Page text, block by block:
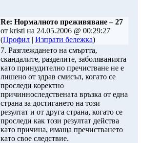
Re: Нормалното преживяване – 27
от kristi на 24.05.2006 @ 00:29:27
(Профил | Изпрати бележка)
7. Разглеждането на смъртта,
скандалите, разделите, заболяванията
като принудително пречистване не е
лишено от здрав смисъл, когато се
проследи коректно
причинноследствената връзка от една
страна за достигането на този
резултат и от друга страна, когато се
проследи как този резултат действа
като причина, имаща пречистването
като свое следствие.